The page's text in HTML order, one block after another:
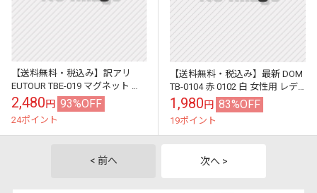
【送料無料・税込み】訳アリ
EUTOUR TBE-019 マグネット 磁
石 磁力 magnet 腕 時計 クォーツ
ブラック 色 ...
2,480円 93%OFF
24ポイント
【送料無料・税込み】最新 DOM
TB-0104 赤 0102 白 女性用 レデ
ィース お洒落 クォーツ スケルト
ン 透けてる 文...
1,980円 83%OFF
19ポイント
< 前へ 次へ >